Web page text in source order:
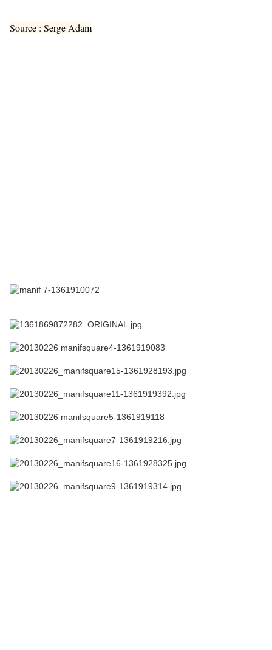
Source : Serge Adam